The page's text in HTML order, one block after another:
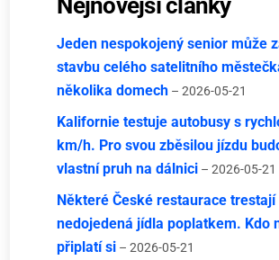
Jeden nespokojený senior může
stavbu celého satelitního
několika domech – 2026-05-21
Kalifornie testuje autobusy s
km/h. Pro svou zběsilou jízdu
vlastní pruh na dálnici – 2026-05-21
Některé České restaurace trestají
nedojedená jídla poplatkem. Kdo
připlatí si – 2026-05-21